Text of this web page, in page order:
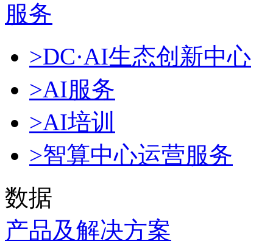
服务
>DC·AI生态创新中心
>AI服务
>AI培训
>智算中心运营服务
数据
产品及解决方案